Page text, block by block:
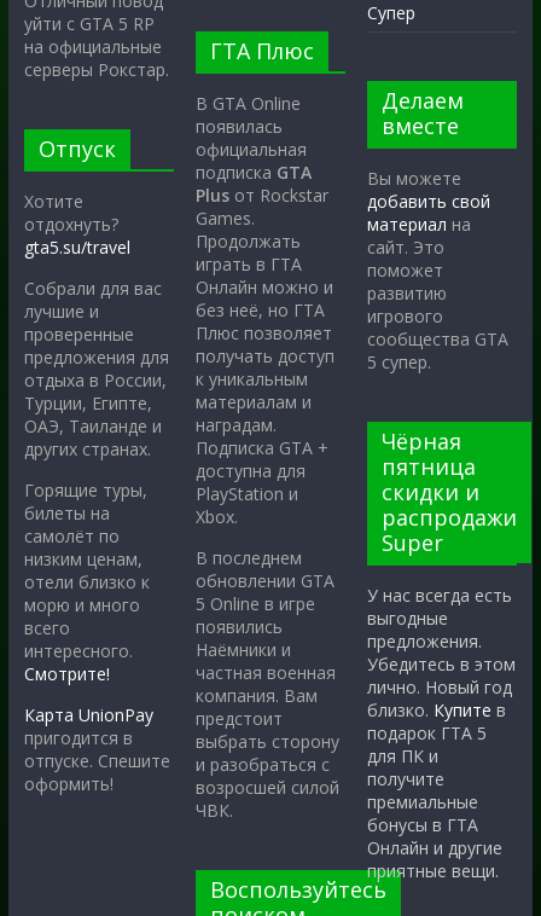
уйти с GTA 5 RP
на официальные
серверы Рокстар.
Отпуск
Хотите
отдохнуть?
gta5.su/travel
Собрали для вас
лучшие и
проверенные
предложения для
отдыха в России,
Турции, Египте,
ОАЭ, Таиланде и
других странах.
Горящие туры,
билеты на
самолёт по
низким ценам,
отели близко к
морю и много
всего
интересного.
Смотрите!
Карта UnionPay
пригодится в
отпуске. Спешите
оформить!
ГТА Плюс
В GTA Online
появилась
официальная
подписка GTA
Plus от Rockstar
Games.
Продолжать
играть в ГТА
Онлайн можно и
без неё, но ГТА
Плюс позволяет
получать доступ
к уникальным
материалам и
наградам.
Подписка GTA +
доступна для
PlayStation и
Xbox.
В последнем
обновлении GTA
5 Online в игре
появились
Наёмники и
частная военная
компания. Вам
предстоит
выбрать сторону
и разобраться с
возросшей силой
ЧВК.
Воспользуйтесь
Супер
Делаем
вместе
Вы можете
добавить свой
материал на
сайт. Это
поможет
развитию
игрового
сообщества GTA
5 супер.
Чёрная
пятница
скидки и
распродажи
Super
У нас всегда есть
выгодные
предложения.
Убедитесь в этом
лично. Новый год
близко. Купите в
подарок ГТА 5
для ПК и
получите
премиальные
бонусы в ГТА
Онлайн и другие
приятные вещи.